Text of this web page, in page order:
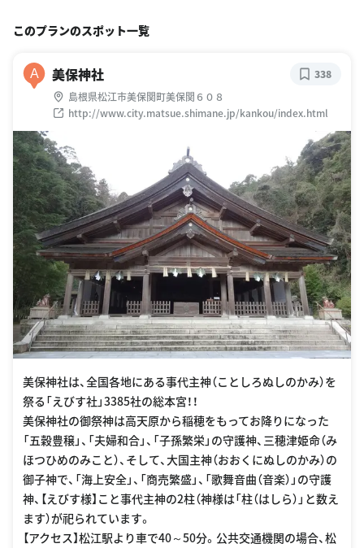
このプランのスポット一覧
A 美保神社
島根県松江市美保関町美保関６０８
http://www.city.matsue.shimane.jp/kankou/index.html
338
美保神社は、全国各地にある事代主神（ことしろぬしのかみ）を
祭る「えびす社」3385社の総本宮！！
美保神社の御祭神は高天原から稲穂をもってお降りになった
「五穀豊穣」、「夫婦和合」、「子孫繁栄」の守護神、三穂津姫命（み
ほつひめのみこと）、そして、大国主神（おおくにぬしのかみ）の
御子神で、「海上安全」、「商売繁盛」、「歌舞音曲（音楽）」の守護
神、【えびす様】こと事代主神の2柱（神様は「柱（はしら）」と数え
ます）が祀られています。
【アクセス】松江駅より車で40～50分。公共交通機関の場合、松